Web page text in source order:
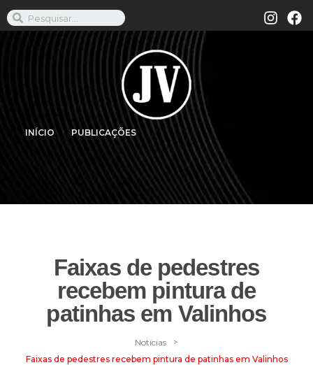
INÍCIO PUBLICAÇÕES
Faixas de pedestres
recebem pintura de
patinhas em Valinhos
Notícias >
Faixas de pedestres recebem pintura de patinhas em Valinhos